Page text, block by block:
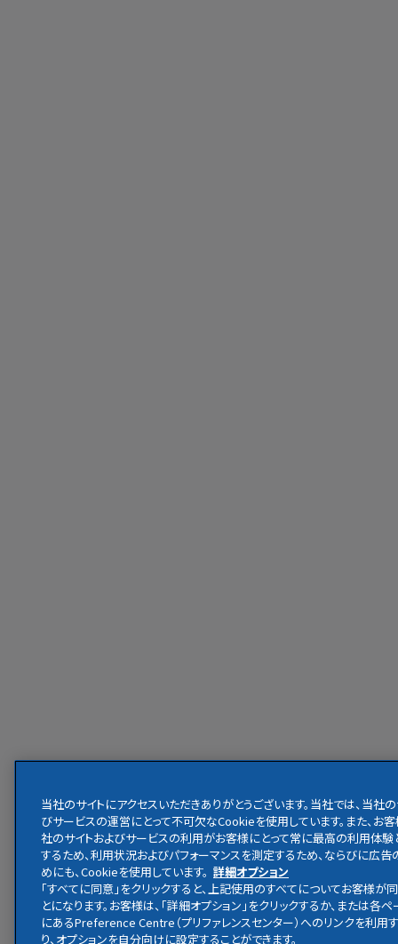
当社のサイトにアクセスいただきありがとうございます。当社では、当社の
びサービスの運営にとって不可欠なCookieを使用しています。また、お
社のサイトおよびサービスの利用がお客様にとって常に最高の利用体験
するため、利用状況およびパフォーマンスを測定するため、ならびに広
めにも、Cookieを使用しています。 詳細オプション
「すべてに同意」をクリックすると、上記使用のすべてについてお客様が
とになります。お客様は、「詳細オプション」をクリックするか、または各
にあるPreference Centre（プリファレンスセンター）へのリンクを利用
り、オプションを自分向けに設定することができます。